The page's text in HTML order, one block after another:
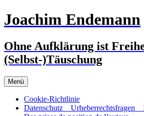
Zum
Inhalt
Joachim Endemann
Ohne Aufklärung ist
(Selbst-)Täuschung
Menü
Cookie-Richtlinie
Datenschutz _ Urheberrechtsfragen _